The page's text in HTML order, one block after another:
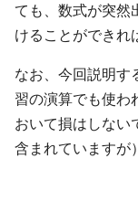
ても、数式が突然
けることができれ
なお、今回説明す
習の演算でも使わ
おいて損はしない
含まれていますが）